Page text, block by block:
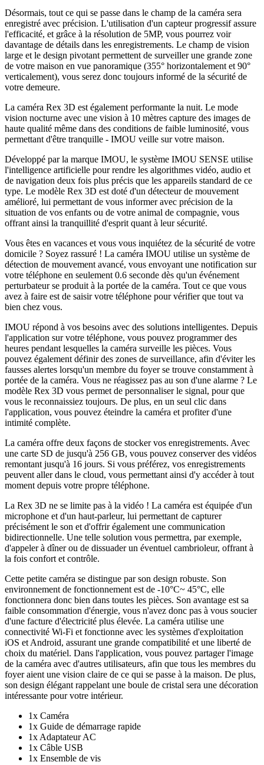
Désormais, tout ce qui se passe dans le champ de la caméra sera
enregistré avec précision. L'utilisation d'un capteur progressif assure
l'efficacité, et grâce à la résolution de 5MP, vous pourrez voir
davantage de détails dans les enregistrements. Le champ de vision
large et le design pivotant permettent de surveiller une grande zone
de votre maison en vue panoramique (355° horizontalement et 90°
verticalement), vous serez donc toujours informé de la sécurité de
votre demeure.
La caméra Rex 3D est également performante la nuit. Le mode
vision nocturne avec une vision à 10 mètres capture des images de
haute qualité même dans des conditions de faible luminosité, vous
permettant d'être tranquille - IMOU veille sur votre maison.
Développé par la marque IMOU, le système IMOU SENSE utilise
l'intelligence artificielle pour rendre les algorithmes vidéo, audio et
de navigation deux fois plus précis que les appareils standard de ce
type. Le modèle Rex 3D est doté d'un détecteur de mouvement
amélioré, lui permettant de vous informer avec précision de la
situation de vos enfants ou de votre animal de compagnie, vous
offrant ainsi la tranquillité d'esprit quant à leur sécurité.
Vous êtes en vacances et vous vous inquiétez de la sécurité de votre
domicile ? Soyez rassuré ! La caméra IMOU utilise un système de
détection de mouvement avancé, vous envoyant une notification sur
votre téléphone en seulement 0.6 seconde dès qu'un événement
perturbateur se produit à la portée de la caméra. Tout ce que vous
avez à faire est de saisir votre téléphone pour vérifier que tout va
bien chez vous.
IMOU répond à vos besoins avec des solutions intelligentes. Depuis
l'application sur votre téléphone, vous pouvez programmer des
heures pendant lesquelles la caméra surveille les pièces. Vous
pouvez également définir des zones de surveillance, afin d'éviter les
fausses alertes lorsqu'un membre du foyer se trouve constamment à
portée de la caméra. Vous ne réagissez pas au son d'une alarme ? Le
modèle Rex 3D vous permet de personnaliser le signal, pour que
vous le reconnaissiez toujours. De plus, en un seul clic dans
l'application, vous pouvez éteindre la caméra et profiter d'une
intimité complète.
La caméra offre deux façons de stocker vos enregistrements. Avec
une carte SD de jusqu'à 256 GB, vous pouvez conserver des vidéos
remontant jusqu'à 16 jours. Si vous préférez, vos enregistrements
peuvent aller dans le cloud, vous permettant ainsi d'y accéder à tout
moment depuis votre propre téléphone.
La Rex 3D ne se limite pas à la vidéo ! La caméra est équipée d'un
microphone et d'un haut-parleur, lui permettant de capturer
précisément le son et d'offrir également une communication
bidirectionnelle. Une telle solution vous permettra, par exemple,
d'appeler à dîner ou de dissuader un éventuel cambrioleur, offrant à
la fois confort et contrôle.
Cette petite caméra se distingue par son design robuste. Son
environnement de fonctionnement est de -10°C~ 45°C, elle
fonctionnera donc bien dans toutes les pièces. Son avantage est sa
faible consommation d'énergie, vous n'avez donc pas à vous soucier
d'une facture d'électricité plus élevée. La caméra utilise une
connectivité Wi-Fi et fonctionne avec les systèmes d'exploitation
iOS et Android, assurant une grande compatibilité et une liberté de
choix du matériel. Dans l'application, vous pouvez partager l'image
de la caméra avec d'autres utilisateurs, afin que tous les membres du
foyer aient une vision claire de ce qui se passe à la maison. De plus,
son design élégant rappelant une boule de cristal sera une décoration
intéressante pour votre intérieur.
1x Caméra
1x Guide de démarrage rapide
1x Adaptateur AC
1x Câble USB
1x Ensemble de vis